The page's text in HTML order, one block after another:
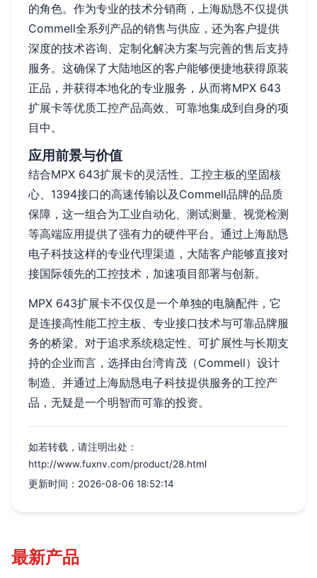
的角色。作为专业的技术分销商，上海励恳不仅提供
Commell全系列产品的销售与供应，还为客户提供
深度的技术咨询、定制化解决方案与完善的售后支持
服务。这确保了大陆地区的客户能够便捷地获得原装
正品，并获得本地化的专业服务，从而将MPX 643
扩展卡等优质工控产品高效、可靠地集成到自身的项
目中。
应用前景与价值
结合MPX 643扩展卡的灵活性、工控主板的坚固核
心、1394接口的高速传输以及Commell品牌的品质
保障，这一组合为工业自动化、测试测量、视觉检测
等高端应用提供了强有力的硬件平台。通过上海励恳
电子科技这样的专业代理渠道，大陆客户能够直接对
接国际领先的工控技术，加速项目部署与创新。
MPX 643扩展卡不仅仅是一个单独的电脑配件，它
是连接高性能工控主板、专业接口技术与可靠品牌服
务的桥梁。对于追求系统稳定性、可扩展性与长期支
持的企业而言，选择由台湾肯茂（Commell）设计
制造、并通过上海励恳电子科技提供服务的工控产
品，无疑是一个明智而可靠的投资。
如若转载，请注明出处：
http://www.fuxnv.com/product/28.html
更新时间：2026-08-06 18:52:14
最新产品